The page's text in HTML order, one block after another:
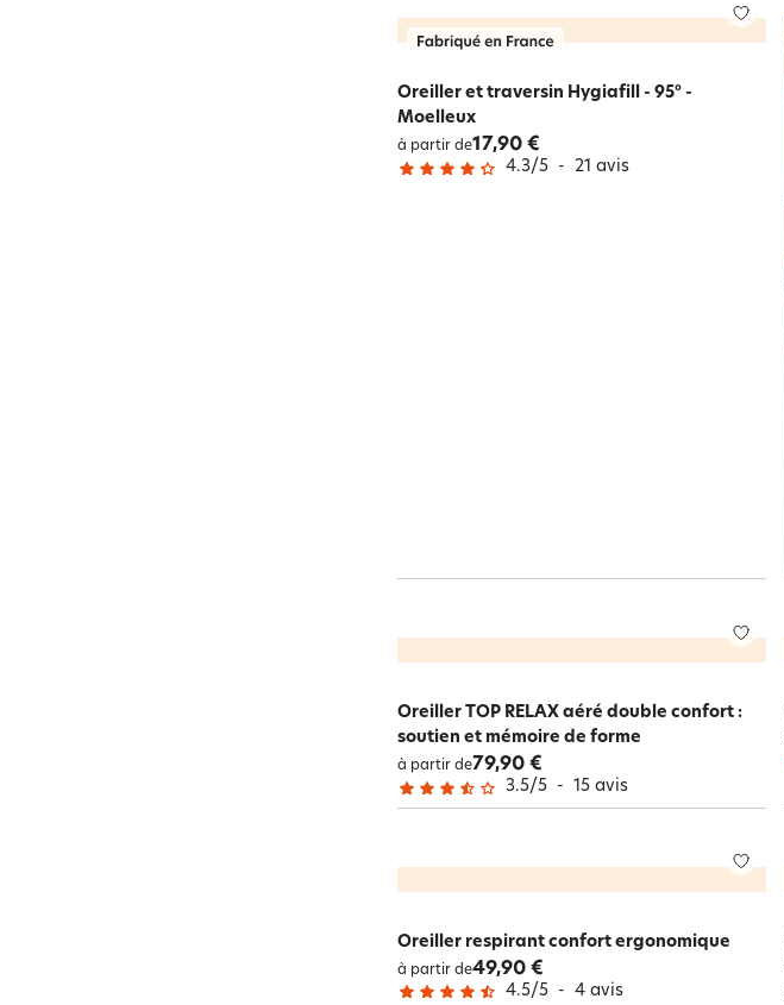
Oreiller et traversin Hygiafill - 95° -
Moelleux
à partir de17,90 €
4.3/5 - 21 avis
Oreiller TOP RELAX aéré double confort :
soutien et mémoire de forme
à partir de79,90 €
3.5/5 - 15 avis
Oreiller respirant confort ergonomique
à partir de49,90 €
4.5/5 - 4 avis